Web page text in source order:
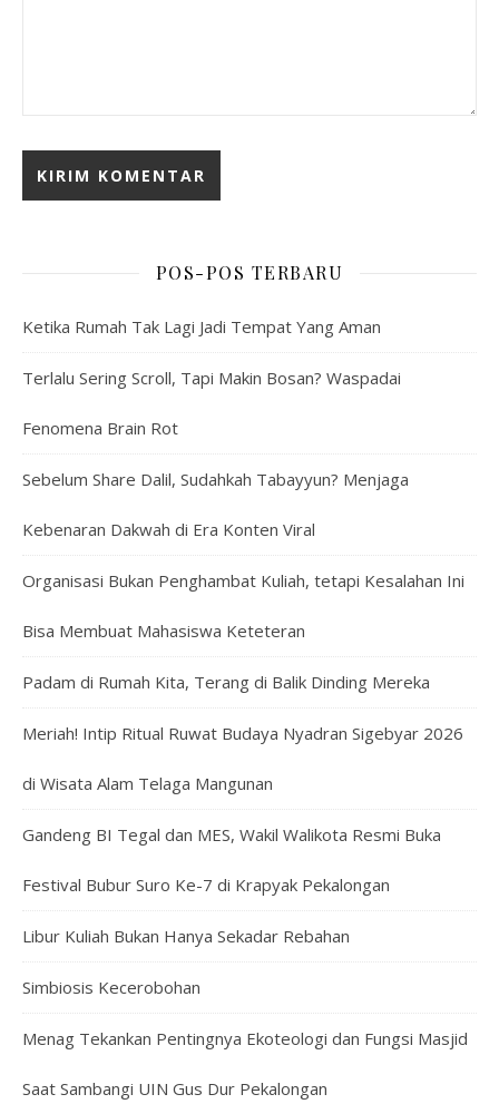
POS-POS TERBARU
Ketika Rumah Tak Lagi Jadi Tempat Yang Aman
Terlalu Sering Scroll, Tapi Makin Bosan? Waspadai
Fenomena Brain Rot
Sebelum Share Dalil, Sudahkah Tabayyun? Menjaga
Kebenaran Dakwah di Era Konten Viral
Organisasi Bukan Penghambat Kuliah, tetapi Kesalahan Ini
Bisa Membuat Mahasiswa Keteteran
Padam di Rumah Kita, Terang di Balik Dinding Mereka
Meriah! Intip Ritual Ruwat Budaya Nyadran Sigebyar 2026
di Wisata Alam Telaga Mangunan
Gandeng BI Tegal dan MES, Wakil Walikota Resmi Buka
Festival Bubur Suro Ke-7 di Krapyak Pekalongan
Libur Kuliah Bukan Hanya Sekadar Rebahan
Simbiosis Kecerobohan
Menag Tekankan Pentingnya Ekoteologi dan Fungsi Masjid
Saat Sambangi UIN Gus Dur Pekalongan